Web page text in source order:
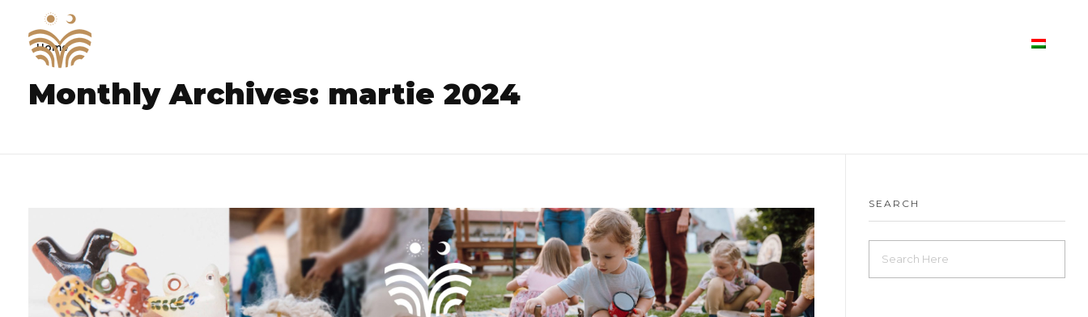
Home
Monthly Archives: martie 2024
SEARCH